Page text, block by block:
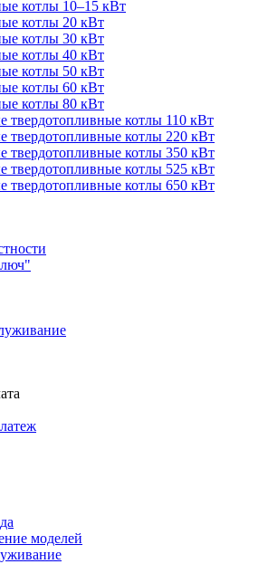
котлы 10–15 кВт
котлы 20 кВт
котлы 30 кВт
котлы 40 кВт
котлы 50 кВт
котлы 60 кВт
котлы 80 кВт
котлы 110 кВт
котлы 220 кВт
котлы 350 кВт
котлы 525 кВт
котлы 650 кВт
моделей